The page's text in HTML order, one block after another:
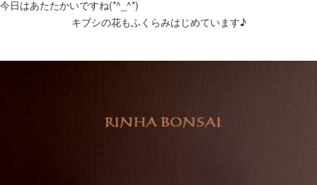
今日はあたたかいですね(*^_^*)
キブシの花もふくらみはじめています♪